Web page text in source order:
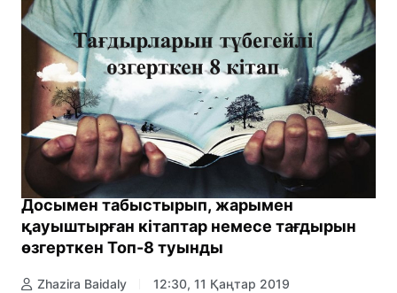
Досымен табыстырып, жарымен
қауыштырған кітаптар немесе тағдырын
өзгерткен Топ-8 туынды
Zhazira Baidaly 12:30, 11 Қаңтар 2019